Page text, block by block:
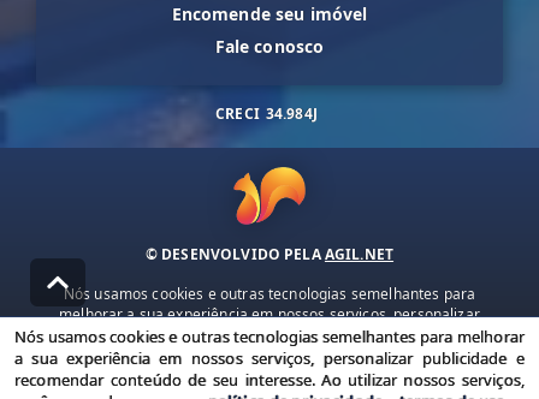
Encomende seu imóvel
Fale conosco
CRECI 34.984J
© DESENVOLVIDO PELAAGIL.NET
Nós usamos cookies e outras tecnologias semelhantes para
melhorar a sua experiência em nossos serviços, personalizar
publicidade e recomendar conteúdo de seu interesse. Ao utilizar
nossos serviços, você concorda com nossa política de privacidade e
termos de uso.
Nós usamos cookies e outras tecnologias semelhantes para melhorar
a sua experiência em nossos serviços, personalizar publicidade e
recomendar conteúdo de seu interesse. Ao utilizar nossos serviços,